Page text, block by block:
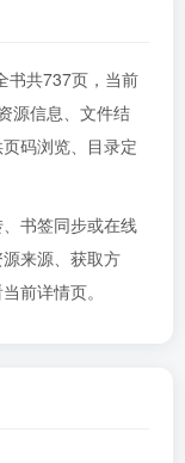
书共737页，当前
源信息、文件结
码浏览、目录定
书签同步或在线
源来源、获取方
前详情页。